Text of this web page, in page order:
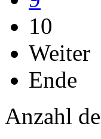
10
Weiter
Ende
Anzahl